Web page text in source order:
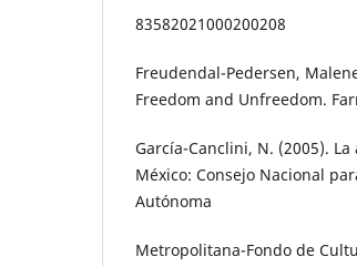
83582021000200208
Freudendal-Pedersen,
Freedom and Unfreedom.
García-Canclini, N. (2005).
México: Consejo Nacional
Autónoma
Metropolitana-Fondo de